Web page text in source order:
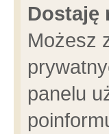
Dostaję
Możesz
panelu